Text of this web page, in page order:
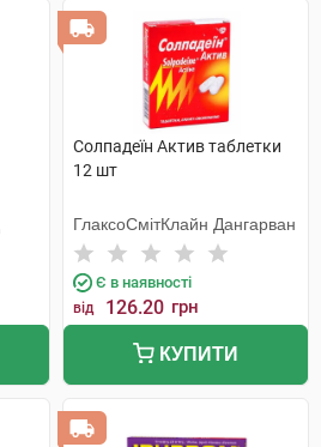
Солпадеїн Актив таблетки
12 шт
ГлаксоСмітКлайн Дангарван
Є в наявності
від 126.20 грн
КУПИТИ